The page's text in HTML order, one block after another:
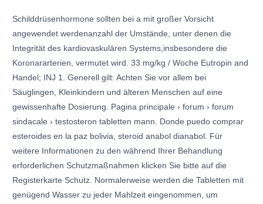
Schilddrüsenhormone sollten bei a mit großer Vorsicht
angewendet werdenanzahl der Umstände, unter denen die
Integrität des kardiovaskulären Systems,insbesondere die
Koronararterien, vermutet wird. 33 mg/kg / Woche Eutropin and
Handel; INJ 1. Generell gilt: Achten Sie vor allem bei
Säuglingen, Kleinkindern und älteren Menschen auf eine
gewissenhafte Dosierung. Pagina principale › forum › forum
sindacale › testosteron tabletten mann. Donde puedo comprar
esteroides en la paz bolivia, steroid anabol dianabol. Für
weitere Informationen zu den während Ihrer Behandlung
erforderlichen Schutzmaßnahmen klicken Sie bitte auf die
Registerkarte Schutz. Normalerweise werden die Tabletten mit
genügend Wasser zu jeder Mahlzeit eingenommen, um